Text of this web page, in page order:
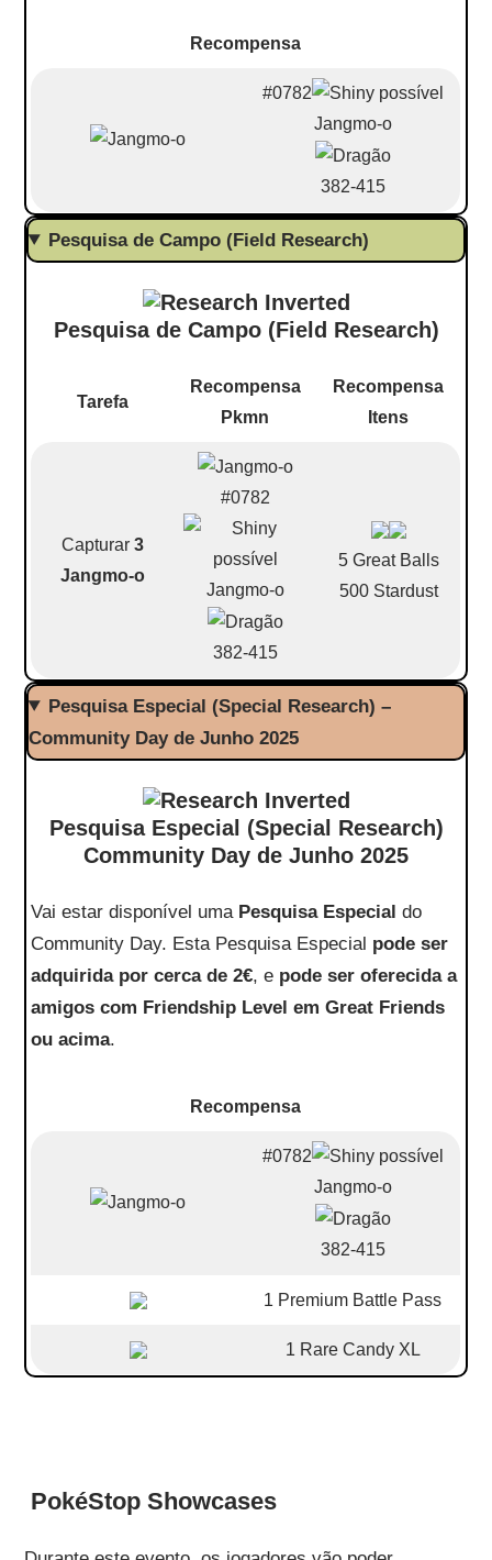
Recompensa
#0782
Jangmo-o
382-415
Pesquisa de Campo (Field Research)
Pesquisa de Campo (Field Research)
Tarefa
Recompensa
Pkmn
Recompensa
Itens
Capturar 3
Jangmo-o
#0782
Jangmo-o
382-415
5 Great Balls
500 Stardust
Pesquisa Especial (Special Research) –
Community Day de Junho 2025
Pesquisa Especial (Special Research)
Community Day de Junho 2025
Vai estar disponível uma Pesquisa Especial do
Community Day. Esta Pesquisa Especial pode ser
adquirida por cerca de 2€, e pode ser oferecida a
amigos com Friendship Level em Great Friends
ou acima.
Recompensa
#0782
Jangmo-o
382-415
1 Premium Battle Pass
1 Rare Candy XL
PokéStop Showcases